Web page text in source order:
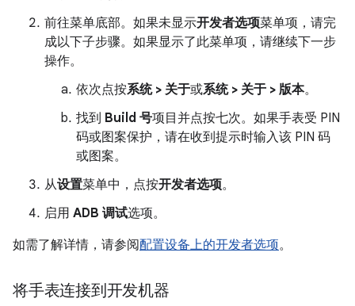
前往菜单底部。如果未显示开发者选项菜单项，请完
成以下子步骤。如果显示了此菜单项，请继续下一步
操作。
依次点按系统 > 关于或系统 > 关于 > 版本。
找到 Build 号项目并点按七次。如果手表受 PIN
码或图案保护，请在收到提示时输入该 PIN 码
或图案。
从设置菜单中，点按开发者选项。
启用 ADB 调试选项。
如需了解详情，请参阅配置设备上的开发者选项。
将手表连接到开发机器